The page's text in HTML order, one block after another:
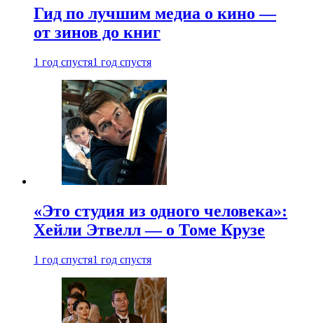
Гид по лучшим медиа о кино —
от зинов до книг
1 год спустя1 год спустя
«Это студия из одного человека»:
Хейли Этвелл — о Томе Крузе
1 год спустя1 год спустя